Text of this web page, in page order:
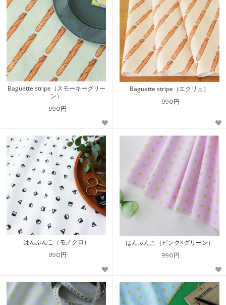
Baguette stripe（スモーキーグリー
ン）
990円
Baguette stripe（エクリュ）
990円
はんぶんこ（モノクロ）
990円
はんぶんこ（ピンク×グリーン）
990円